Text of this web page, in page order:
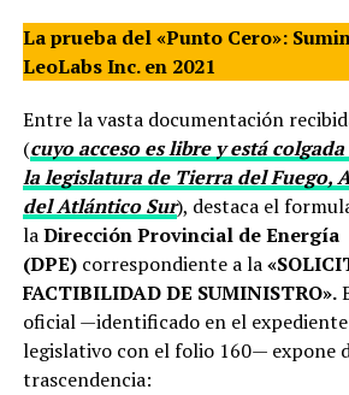
La prueba del «Punto Cero»:
LeoLabs Inc. en 2021
Entre la vasta documentación
(cuyo acceso es libre y está
la legislatura de Tierra del Fuego,
del Atlántico Sur), destaca el
laDirección Provincial de Energía
(DPE)correspondiente a la
FACTIBILIDAD DE SUMINISTRO».
oficial —identificado en el
legislativo con el folio 160— expone
trascendencia: